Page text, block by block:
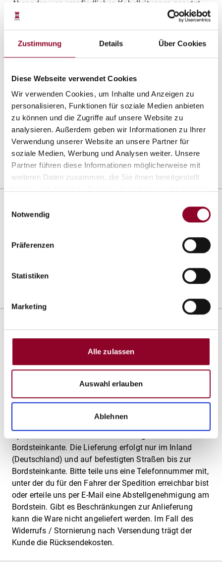
Zustimmung Details Über Cookies
Diese Webseite verwendet Cookies
Wir verwenden Cookies, um Inhalte und Anzeigen zu
personalisieren, Funktionen für soziale Medien anbieten
zu können und die Zugriffe auf unsere Website zu
analysieren. Außerdem geben wir Informationen zu Ihrer
Verwendung unserer Website an unsere Partner für
soziale Medien, Werbung und Analysen weiter. Unsere
Partner führen diese Informationen möglicherweise mit
weiteren Daten zusammen, die Sie ihnen bereitgestellt
Notwendig
Präferenzen
Statistiken
Marketing
Alle zulassen
Auswahl erlauben
Ablehnen
Absanden von empfindlichen Kabelleitungen genutzt
werden.
Genutzt werden kann er ebenfalls im Tief-, Industrie-
und Wohnungsbau. Durch seinen ausgeprägten SiO2-
Durch seine isolierende Wirkung kann er Korrosion
Abdecksands ist „Natur“ und er ist nicht färbend.
Herstellerinformation:
WOLFF & MÜLLER Quarzsande GmbH
Schwieberdinger Str. 107
70435 Stuttgart
quarzsand-shop@wolff-mueller.de
Erdkabeln und Rohren im Industrie- und
Bettungsschicht bei Poolbau
Versandinformationen
Die Ware wird jeweils nach Vertragsschluss und bei
vereinbarter Vorauszahlung nach dem Zeitpunkt deines
adäquater Transportverpackung durch DHL in 2-3
Werktagen angeliefert. Ab 12 Paketen erfolgt der
Versand meistens per Spedition. Lieferung
Bordsteinkante. Die Lieferung erfolgt nur im Inland
(Deutschland) und auf befestigten Straßen bis zur
Bordsteinkante. Bitte teile uns eine Telefonnummer mit,
unter der du für den Fahrer der Spedition erreichbar bist
oder erteile uns per E-Mail eine Abstellgenehmigung am
Bordstein. Gibt es Beschränkungen zur Anlieferung
kann die Ware nicht angeliefert werden. Im Fall des
Widerrufs / Stornierung nach Versendung trägt der
Kunde die Rücksendekosten.